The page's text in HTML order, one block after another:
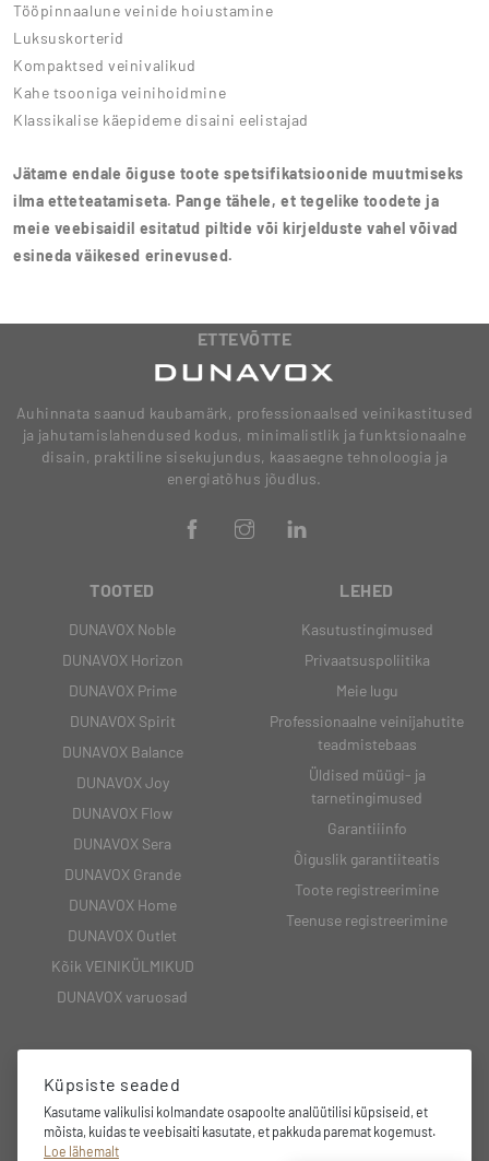
Tööpinnaalune veinide hoiustamine
Luksuskorterid
Kompaktsed veinivalikud
Kahe tsooniga veinihoidmine
Klassikalise käepideme disaini eelistajad
Jätame endale õiguse toote spetsifikatsioonide muutmiseks
ilma etteteatamiseta. Pange tähele, et tegelike toodete ja
meie veebisaidil esitatud piltide või kirjelduste vahel võivad
esineda väikesed erinevused.
ETTEVÕTTE
Auhinnata saanud kaubamärk, professionaalsed veinikastitused
ja jahutamislahendused kodus, minimalistlik ja funktsionaalne
disain, praktiline sisekujundus, kaasaegne tehnoloogia ja
energiatõhus jõudlus.
TOOTED
DUNAVOX Noble
DUNAVOX Horizon
DUNAVOX Prime
DUNAVOX Spirit
DUNAVOX Balance
DUNAVOX Joy
DUNAVOX Flow
DUNAVOX Sera
DUNAVOX Grande
DUNAVOX Home
DUNAVOX Outlet
Kõik VEINIKÜLMIKUD
DUNAVOX varuosad
LEHED
Kasutustingimused
Privaatsuspoliitika
Meie lugu
Professionaalne veinijahutite
teadmistebaas
Üldised müügi- ja
tarnetingimused
Garantiiinfo
Õiguslik garantiiteatis
Toote registreerimine
Teenuse registreerimine
74201 Harjumaa Laulupeo 2,
Küpsiste seaded
Kasutame valikulisi kolmandate osapoolte analüütilisi küpsiseid, et
mõista, kuidas te veebisaiti kasutate, et pakkuda paremat kogemust.
Loe lähemalt